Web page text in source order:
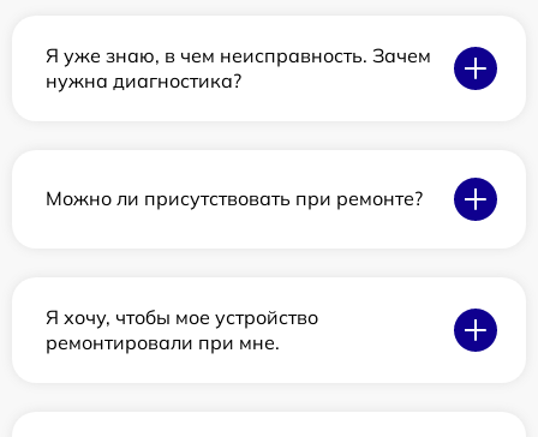
Я уже знаю, в чем неисправность. Зачем
нужна диагностика?
Можно ли присутствовать при ремонте?
Я хочу, чтобы мое устройство
ремонтировали при мне.